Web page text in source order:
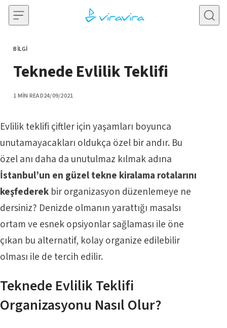
Skip to content
CATEGORY
BILGI
Teknede Evlilik Teklifi
1 MIN READPUBLISHED
24/09/2021
Evlilik teklifi çiftler için yaşamları boyunca
unutamayacakları oldukça özel bir andır. Bu
özel anı daha da unutulmaz kılmak adına
İstanbul’un en güzel tekne kiralama rotalarını
keşfederek bir organizasyon düzenlemeye ne
dersiniz? Denizde olmanın yarattığı masalsı
ortam ve esnek opsiyonlar sağlaması ile öne
çıkan bu alternatif, kolay organize edilebilir
olması ile de tercih edilir.
Teknede Evlilik Teklifi
Organizasyonu Nasıl Olur?